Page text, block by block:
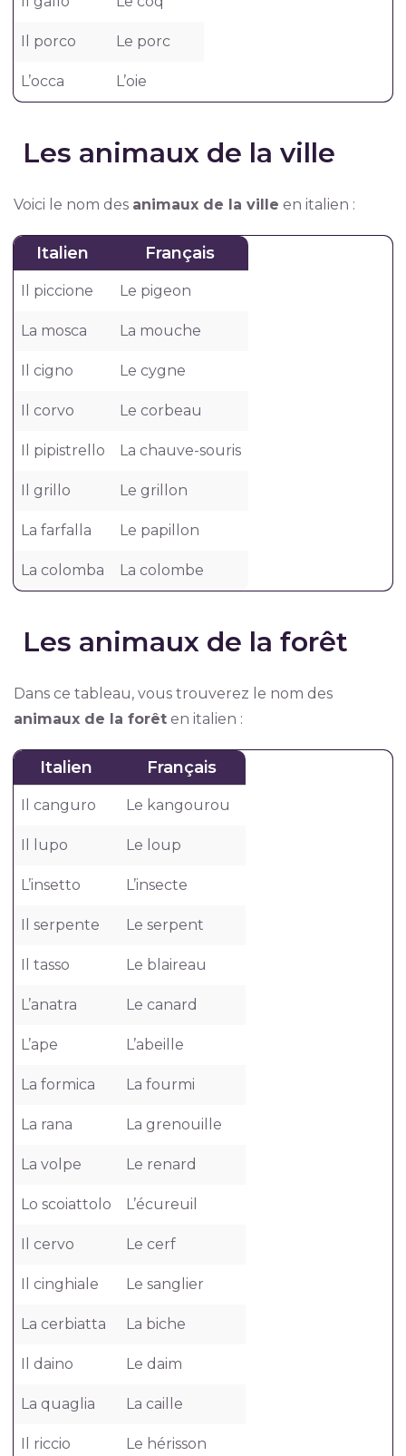
Il porco Le porc
L’occa L’oie
Les animaux de la ville
Voici le nom des animaux de la ville en italien :
Italien Français
Il piccione Le pigeon
La mosca La mouche
Il cigno Le cygne
Il corvo Le corbeau
Il pipistrello La chauve-souris
Il grillo Le grillon
La farfalla Le papillon
La colomba La colombe
Les animaux de la forêt
Dans ce tableau, vous trouverez le nom des
animaux de la forêten italien :
Italien Français
Il canguro Le kangourou
Il lupo Le loup
L’insetto L’insecte
Il serpente Le serpent
Il tasso Le blaireau
L’anatra Le canard
L’ape L’abeille
La formica La fourmi
La rana La grenouille
La volpe Le renard
Lo scoiattolo L’écureuil
Il cervo Le cerf
Il cinghiale Le sanglier
La cerbiatta La biche
Il daino Le daim
La quaglia La caille
Il riccio Le hérisson